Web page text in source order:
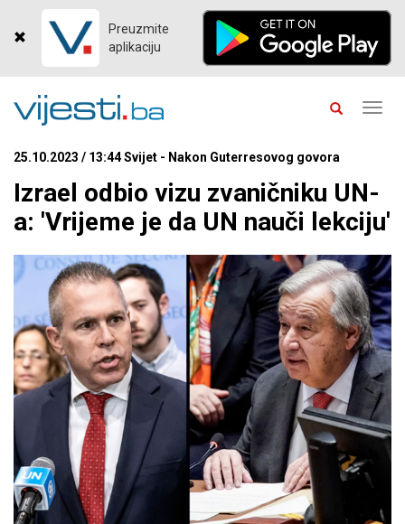
Preuzmite
aplikaciju
25.10.2023 / 13:44 Svijet - Nakon Guterresovog govora
Izrael odbio vizu zvaničniku UN-
a: 'Vrijeme je da UN nauči lekciju'